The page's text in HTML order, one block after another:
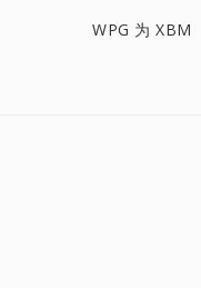
WPG 为 XBM